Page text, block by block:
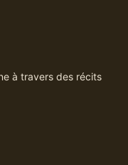
à travers des récits